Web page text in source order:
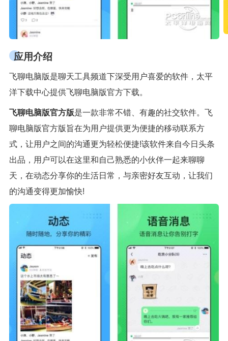
应用介绍
飞聊电脑版是聊天工具频道下深受用户喜爱的软件，太平
洋下载中心提供飞聊电脑版官方下载。
飞聊电脑版官方版是一款非常不错、有趣的社交软件。飞
聊电脑版官方版旨在为用户提供更为便捷的移动联系方
式，让用户之间的沟通更为轻松便捷!该软件来自今日头条
出品，用户可以在这里和自己熟悉的小伙伴一起来聊聊
天，在动态分享你的生活日常，与亲密好友互动，让我们
的沟通变得更加愉快!